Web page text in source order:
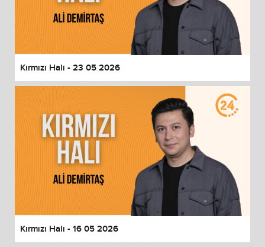
Kırmızı Halı - 23 05 2026
Kırmızı Halı - 16 05 2026